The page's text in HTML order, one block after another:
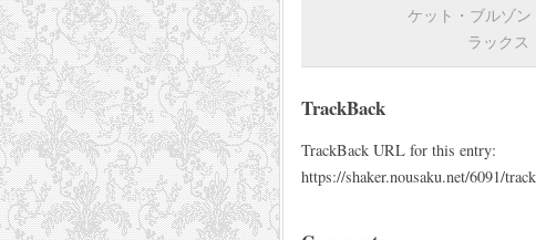
ケット・ブルゾ
ラックス
TrackBack
TrackBack URL for this entry:
https://shaker.nousaku.net/6091/